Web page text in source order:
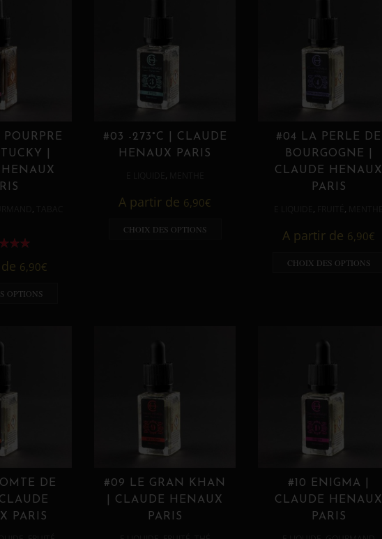
|
,
6,90€
OPTIONS
#03 -273°C | CLAUDE
HENAUX PARIS
,
A partir de 6,90€
CHOIX DES OPTIONS
#04 LA PERLE DE
BOURGOGNE |
CLAUDE HENAUX
PARIS
, ,
A partir de 6,90€
CHOIX DES OPTIONS
DE
PARIS
#09 LE GRAN KHAN
| CLAUDE HENAUX
PARIS
#10 ENIGMA |
CLAUDE HENAUX
PARIS